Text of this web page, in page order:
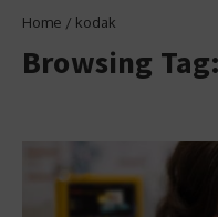
Home / kodak
Browsing